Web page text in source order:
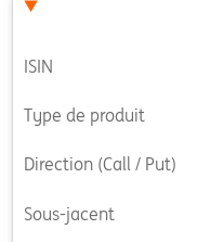
ISIN
Type de produit
Direction (Call / Put)
Sous-jacent